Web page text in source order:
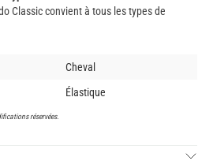
Classic convient à tous les types de
Cheval
Élastique
réservées.